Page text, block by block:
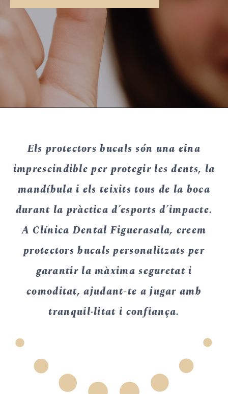
Els protectors bucals són una eina
imprescindible per protegir les dents, la
mandíbula i els teixits tous de la boca
durant la pràctica d’esports d’impacte.
A Clínica Dental Figuerasala, creem
protectors bucals personalitzats per
garantir la màxima seguretat i
comoditat, ajudant-te a jugar amb
tranquil·litat i confiança.